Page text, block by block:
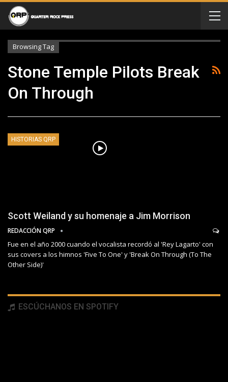
Browsing Tag
Stone Temple Pilots Break
On Through
HISTORIAS QRP
Scott Weiland y su homenaje a Jim Morrison
REDACCIÓN QRP
Fue en el año 2000 cuando el vocalista recordó al 'Rey Lagarto' con
sus covers a los himnos 'Five To One' y 'Break On Through (To The
Other Side)'
ESCÚCHANOS EN SPOTIFY